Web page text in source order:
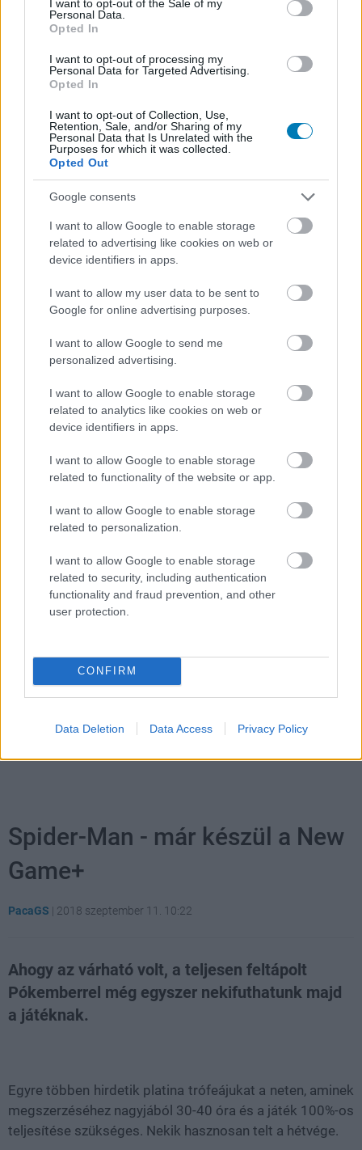
I want to opt-out of the Sale of my
Personal Data.
Opted In
I want to opt-out of processing my
Personal Data for Targeted Advertising.
Opted In
I want to opt-out of Collection, Use,
Retention, Sale, and/or Sharing of my
Personal Data that Is Unrelated with the
Purposes for which it was collected.
Opted Out
Google consents
I want to allow Google to enable storage
related to advertising like cookies on web or
device identifiers in apps.
I want to allow my user data to be sent to
Google for online advertising purposes.
I want to allow Google to send me
personalized advertising.
I want to allow Google to enable storage
related to analytics like cookies on web or
device identifiers in apps.
I want to allow Google to enable storage
related to functionality of the website or app.
I want to allow Google to enable storage
related to personalization.
I want to allow Google to enable storage
related to security, including authentication
functionality and fraud prevention, and other
user protection.
CONFIRM
Data Deletion Data Access Privacy Policy
#the last remnant remastered
Platformok: PC PlayStation 4 Xbox 360
The Last Remnant
AMI TETSZETT
nagyszerű sztori
érdekes harcrendszer
AMI NEM TETSZETT
ami sajnos elég kaotikus
Spider-Man - már készül a New
Game+
PacaGS | 2018 szeptember 11. 10:22
Ahogy az várható volt, a teljesen feltápolt
Pókemberrel még egyszer nekifuthatunk majd
a játéknak.
Egyre többen hirdetik platina trófeájukat a neten, aminek
megszerzéséhez nagyjából 30-40 óra és a játék 100%-os
teljesítése szükséges. Nekik hasznosan telt a hétvége.